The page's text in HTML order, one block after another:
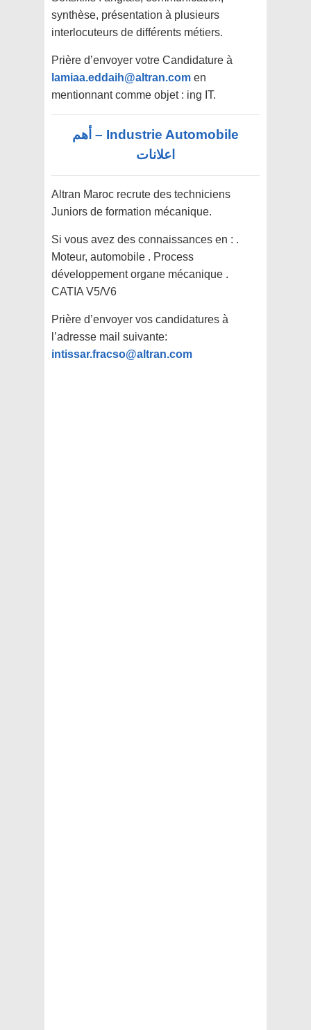
synthèse, présentation à plusieurs
interlocuteurs de différents métiers.
Prière d’envoyer votre Candidature à
lamiaa.eddaih@altran.com en
mentionnant comme objet : ing IT.
Industrie Automobile – أهم
اعلانات
Altran Maroc recrute des techniciens
Juniors de formation mécanique.
Si vous avez des connaissances en : .
Moteur, automobile . Process
développement organe mécanique .
CATIA V5/V6
Prière d’envoyer vos candidatures à
l’adresse mail suivante:
intissar.fracso@altran.com